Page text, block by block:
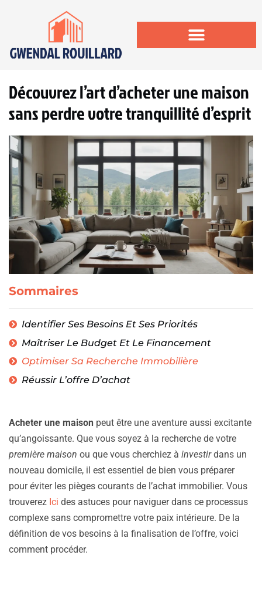
Découvrez l’art d’acheter une maison
sans perdre votre tranquillité d’esprit
Sommaires
Identifier Ses Besoins Et Ses Priorités
Maîtriser Le Budget Et Le Financement
Optimiser Sa Recherche Immobilière
Réussir L’offre D’achat
Acheter une maison peut être une aventure aussi excitante
qu’angoissante. Que vous soyez à la recherche de votre
première maison ou que vous cherchiez à investirdans un
nouveau domicile, il est essentiel de bien vous préparer
pour éviter les pièges courants de l’achat immobilier. Vous
trouverez Ici des astuces pour naviguer dans ce processus
complexe sans compromettre votre paix intérieure. De la
définition de vos besoins à la finalisation de l’offre, voici
comment procéder.